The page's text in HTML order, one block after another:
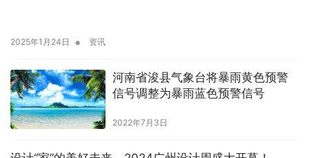
2025年1月24日 • 资讯
河南省浚县气象台将暴雨黄色预警
信号调整为暴雨蓝色预警信号
2022年7月3日